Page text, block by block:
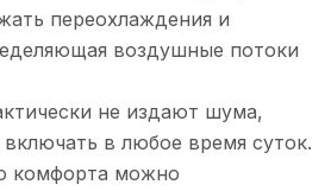
переохлаждения и
воздушные потоки
не издают шума,
в любое время суток.
комфорта можно